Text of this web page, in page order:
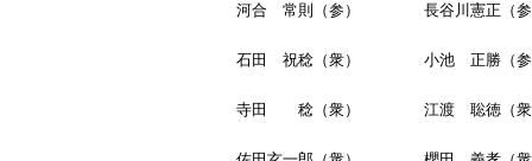
河合 常則（参） 長谷川憲正（
石田 祝稔（衆） 小池 正勝（
寺田 稔（衆） 江渡 聡徳（